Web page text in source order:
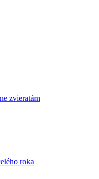
zvieratám
roka